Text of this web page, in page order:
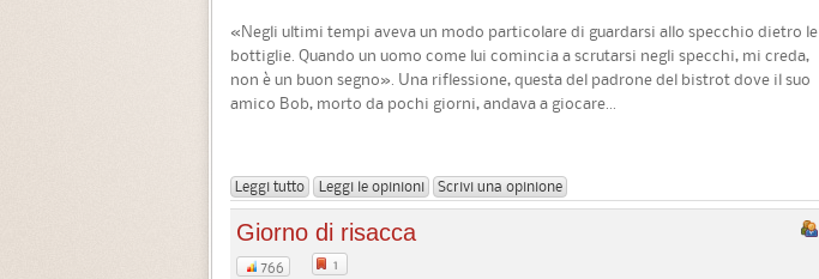
«Negli ultimi tempi aveva un modo particolare di guardarsi allo specchio dietro le
bottiglie. Quando un uomo come lui comincia a scrutarsi negli specchi, mi creda,
non è un buon segno». Una riflessione, questa del padrone del bistrot dove il suo
amico Bob, morto da pochi giorni, andava a giocare...
Leggi tutto Leggi le opinioni Scrivi una opinione
Giorno di risacca
766 1